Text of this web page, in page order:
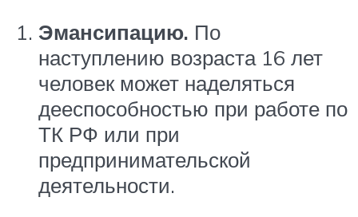
Эмансипацию. По
наступлению возраста 16 лет
человек может наделяться
дееспособностью при работе по
ТК РФ или при
предпринимательской
деятельности.